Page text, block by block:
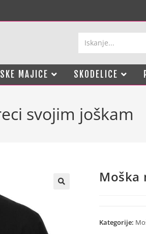
Iskanje...
MAJICE SKODELICE
svojim joškam
Moška
Kategorije: